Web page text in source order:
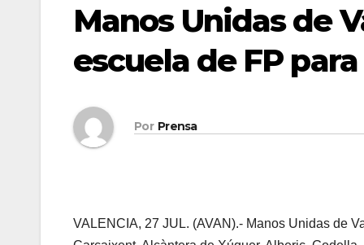
Manos Unidas de
escuela de FP
Por Prensa
VALENCIA, 27 JUL. (AVAN).- Manos Unidas de